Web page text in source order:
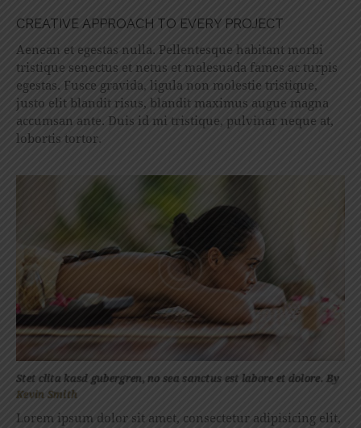
CREATIVE APPROACH TO EVERY PROJECT
Aenean et egestas nulla. Pellentesque habitant morbi
tristique senectus et netus et malesuada fames ac turpis
egestas. Fusce gravida, ligula non molestie tristique,
justo elit blandit risus, blandit maximus augue magna
accumsan ante. Duis id mi tristique, pulvinar neque at,
lobortis tortor.
Stet clita kasd gubergren, no sea sanctus est labore et dolore. By
Kevin Smith
Lorem ipsum dolor sit amet, consectetur adipisicing elit,